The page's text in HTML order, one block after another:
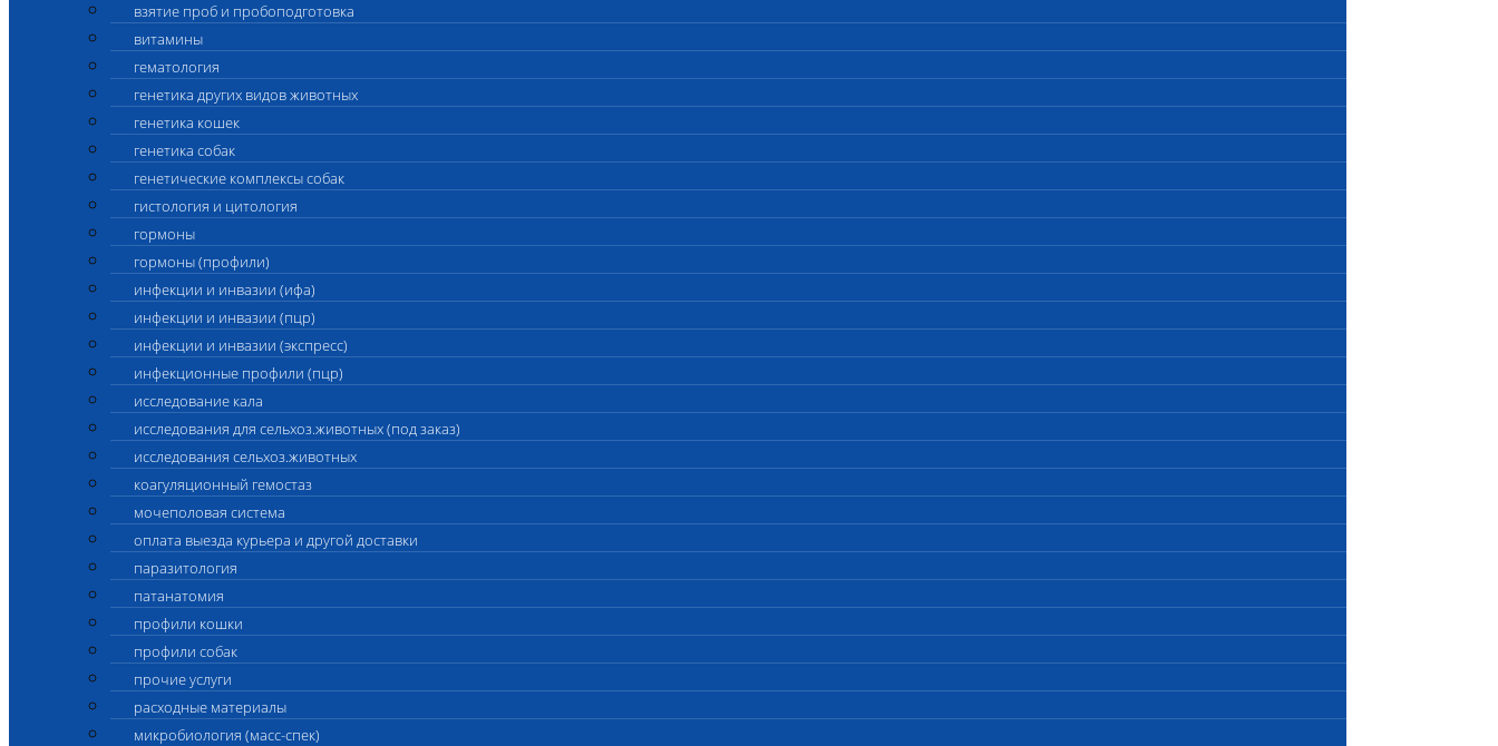
взятие проб и пробоподготовка
витамины
гематология
генетика других видов животных
генетика кошек
генетика собак
генетические комплексы собак
гистология и цитология
гормоны
гормоны (профили)
инфекции и инвазии (ифа)
инфекции и инвазии (пцр)
инфекции и инвазии (экспресс)
инфекционные профили (пцр)
исследование кала
исследования для сельхоз.животных (под заказ)
исследования сельхоз.животных
коагуляционный гемостаз
мочеполовая система
оплата выезда курьера и другой доставки
паразитология
патанатомия
профили кошки
профили собак
прочие услуги
расходные материалы
микробиология (масс-спек)